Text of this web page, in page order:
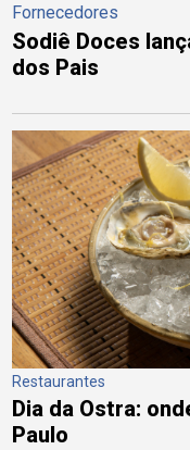
Fornecedores
Sodiê Doces
dos Pais
Restaurantes
Dia da Ostra:
Paulo